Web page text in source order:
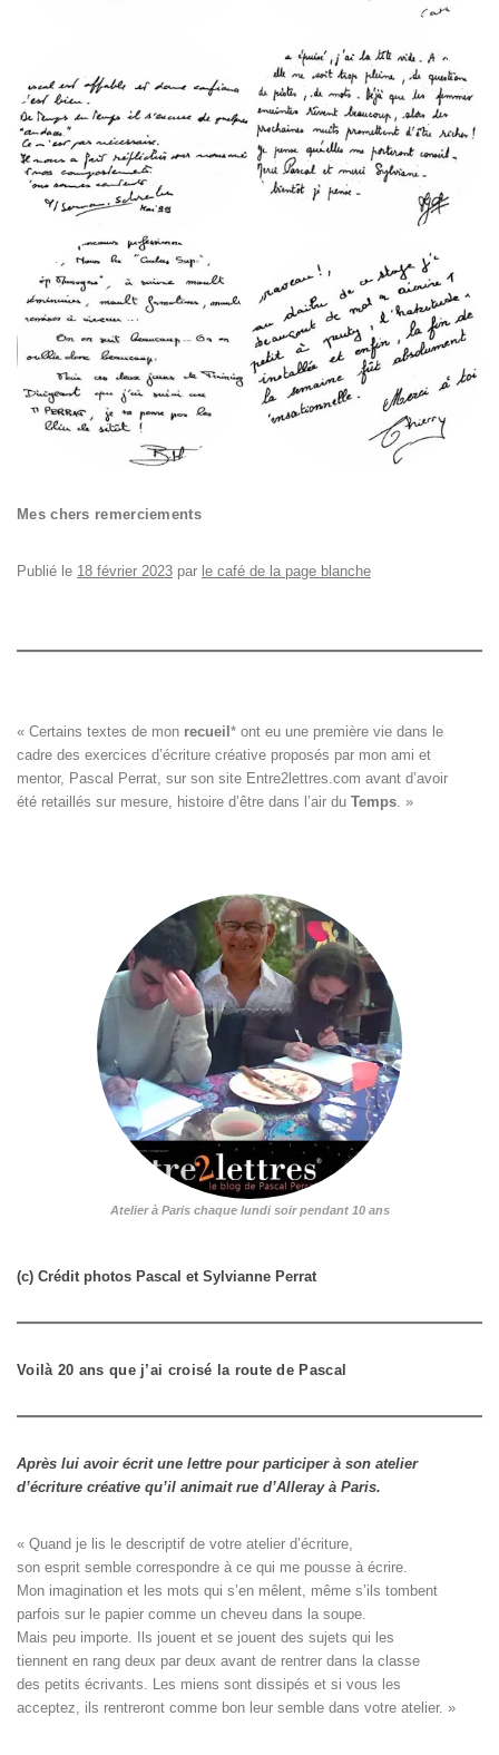
Mes chers remerciements
Publié le 18 février 2023 par le café de la page blanche
« Certains textes de mon recueil * ont eu une première vie dans le
cadre des exercices d’écriture créative proposés par mon ami et
mentor, Pascal Perrat, sur son site Entre2lettres.com avant d’avoir
été retaillés sur mesure, histoire d’être dans l’air du Temps. »
Atelier à Paris chaque lundi soir pendant 10 ans
(c) Crédit photos Pascal et Sylvianne Perrat
Voilà 20 ans que j’ai croisé la route de Pascal
Après lui avoir écrit une lettre pour participer à son atelier
d’écriture créative qu’il animait rue d’Alleray à Paris.
« Quand je lis le descriptif de votre atelier d’écriture,
son esprit semble correspondre à ce qui me pousse à écrire.
Mon imagination et les mots qui s’en mêlent, même s’ils tombent
parfois sur le papier comme un cheveu dans la soupe.
Mais peu importe. Ils jouent et se jouent des sujets qui les
tiennent en rang deux par deux avant de rentrer dans la classe
des petits écrivants. Les miens sont dissipés et si vous les
acceptez, ils rentreront comme bon leur semble dans votre atelier. »